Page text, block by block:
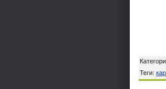
Теги: